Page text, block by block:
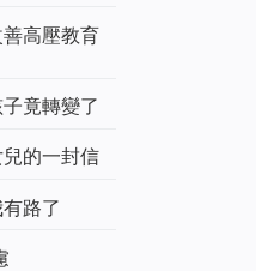
高壓教育
竟轉變了
的一封信
路了